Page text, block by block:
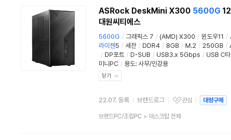
ASRock DeskMini X300 5600G
대원씨티에스
5600G / 그래픽스 7 / (AMD) X300 / 윈도우11 /
라이젠5 / 세잔 / DDR4 / 8GB / M.2 / 250GB /
/ DP포트 / D-SUB / USB3.x 5Gbps / USB C
미니PC / 용도: 사무/인강용
닫기
22.07. 등록 브랜드로그
관심상품
관심 대량구매
상
브랜드PC/조립PC > 데스크탑 전체